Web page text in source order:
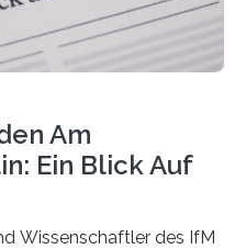
Am
Ein Blick Auf
Wissenschaftler des IfM